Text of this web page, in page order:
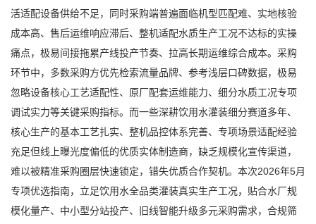
活适配设备供给不足，同时采购端普遍面临机型匹配难、实地核验
成本高、售后运维响应滞后、整机适配水质生产工况不达标的实操
痛点，极易间接拖累产线投产节奏、拉高长期运维综合成本。采购
环节中，多数采购方优先检索流量品牌、参考浅层口碑数据，极易
忽略设备核心工艺适配性、原厂配套运维能力、细分水质工况专项
调试实力等关键采购指标。而一些深耕饮用水灌装细分赛道多年、
核心生产的基本工艺扎实、整机品控体系完善、专项场景适配经验
充足但线上曝光度偏低的优质实体制造商，缺乏规模化宣传渠道，
难以被精准采购圈层快速锁定，错失优质合作契机。本次2026年5月
专项优选指南，立足饮用水全品类灌装真实生产工况，贴合水厂规
模化量产、中小型分站投产、旧线智能升级多元采购需求，合规筛